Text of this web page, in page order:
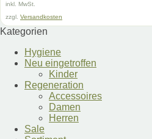
Produkt
weist
mehrere
Varianten
auf.
Die
Optionen
können
Produktseite
gewählt
inkl. MwSt.
zzgl. Versandkosten
Kategorien
Hygiene
Neu eingetroffen
Kinder
Regeneration
Accessoires
Damen
Herren
Sale